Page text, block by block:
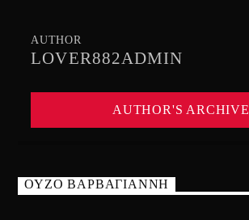
AUTHOR
LOVER882ADMIN
AUTHOR'S ARCHIVE
ΟΥΖΟ ΒΑΡΒΑΓΙΑΝΝΗ